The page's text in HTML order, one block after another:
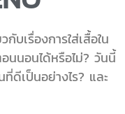
กับเรื่องการใส่เสื้อใน
อนนอนได้หรือไม่? วันนี้
ที่ดีเป็นอย่างไร? และ